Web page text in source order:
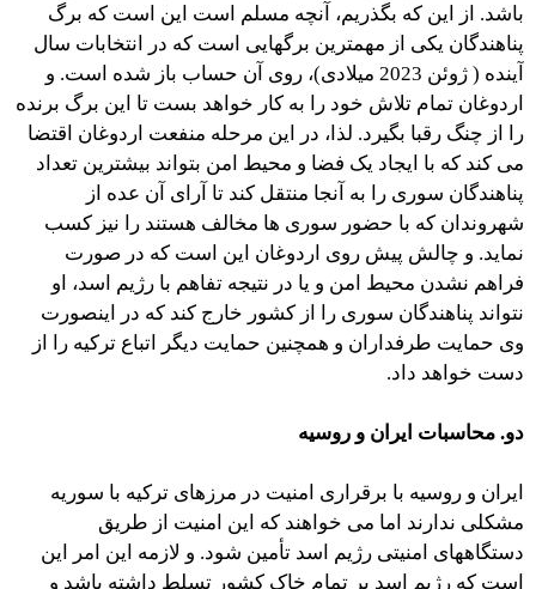
باشد. از این که بگذریم، آنچه مسلم است این است که برگ
پناهندگان یکی از مهمترین برگهایی است که در انتخابات سال
آینده ( ژوئن 2023 میلادی)، روی آن حساب باز شده است. و
اردوغان تمام تلاش خود را به کار خواهد بست تا این برگ برنده
را از چنگ رقبا بگیرد. لذا، در این مرحله منفعت اردوغان اقتضا
می کند که با ایجاد یک فضا و محیط امن بتواند بیشترین تعداد
پناهندگان سوری را به آنجا منتقل کند تا آرای آن عده از
شهروندان که با حضور سوری ها مخالف هستند را نیز کسب
نماید. و چالش پیش روی اردوغان این است که در صورت
فراهم نشدن محیط امن و یا در نتیجه تفاهم با رژیم اسد، او
نتواند پناهندگان سوری را از کشور خارج کند که در اینصورت
وی حمایت طرفداران و همچنین حمایت دیگر اتباع ترکیه را از
دست خواهد داد.
دو. محاسبات ایران و روسیه
ایران و روسیه با برقراری امنیت در مرزهای ترکیه با سوریه
مشکلی ندارند اما می خواهند که این امنیت از طریق
دستگاههای امنیتی رژیم اسد تأمین شود. و لازمه این امر این
است که رژیم اسد بر تمام خاک کشور تسلط داشته باشد و